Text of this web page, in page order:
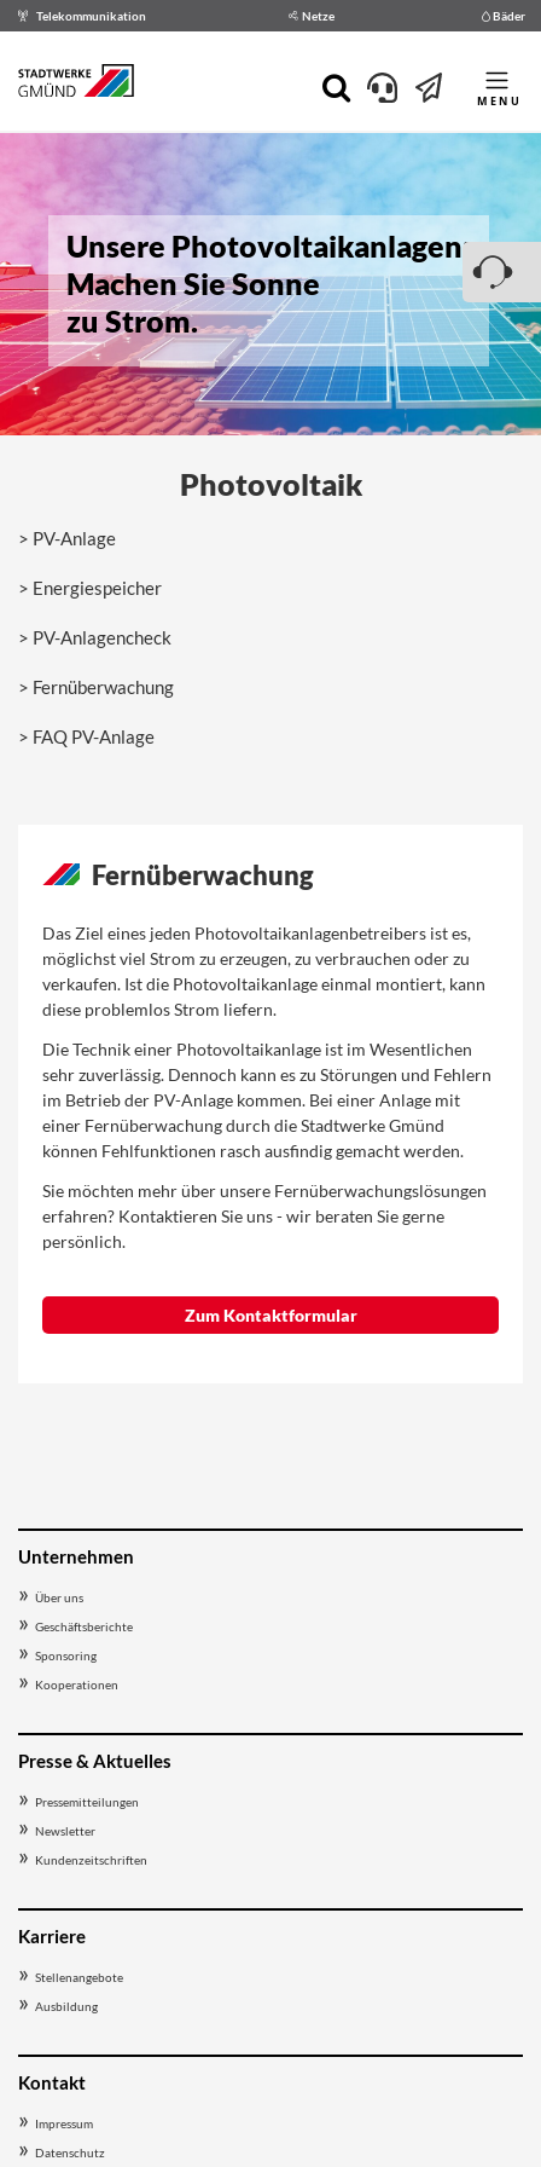
Telekommunikation Netze Bäder
MENU
Unsere Photovoltaikanlagen:
Machen Sie Sonne
zu Strom.
Fernüberwachung
Das Ziel eines jeden Photovoltaikanlagenbetreibers ist es,
möglichst viel Strom zu erzeugen, zu verbrauchen oder zu
verkaufen. Ist die Photovoltaikanlage einmal montiert, kann
diese problemlos Strom liefern.
Die Technik einer Photovoltaikanlage ist im Wesentlichen
sehr zuverlässig. Dennoch kann es zu Störungen und Fehlern
im Betrieb der PV-Anlage kommen. Bei einer Anlage mit
einer Fernüberwachung durch die Stadtwerke Gmünd
können Fehlfunktionen rasch ausfindig gemacht werden.
Sie möchten mehr über unsere Fernüberwachungslösungen
erfahren? Kontaktieren Sie uns - wir beraten Sie gerne
persönlich.
Zum Kontaktformular
Photovoltaik
PV-Anlage
Energiespeicher
PV-Anlagencheck
Fernüberwachung
FAQ PV-Anlage
Unternehmen
Über uns
Geschäftsberichte
Sponsoring
Kooperationen
Presse & Aktuelles
Pressemitteilungen
Newsletter
Kundenzeitschriften
Karriere
Stellenangebote
Ausbildung
Kontakt
Impressum
Datenschutz